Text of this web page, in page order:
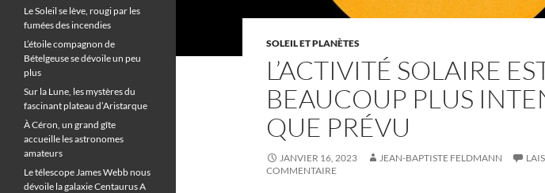
SOLEIL ET PLANÈTES
L’ACTIVITÉ SOLAIRE
BEAUCOUP PLUS
QUE PRÉVU
JANVIER 16, 2023 JEAN-BAPTISTE FELDMANN
COMMENTAIRE
Le Soleil se lève, rougi par les
fumées des incendies
L’étoile compagnon de
Bételgeuse se dévoile un peu
plus
Sur la Lune, les mystères du
fascinant plateau d’Aristarque
À Céron, un grand gîte
accueille les astronomes
amateurs
Le télescope James Webb nous
dévoile la galaxie Centaurus A